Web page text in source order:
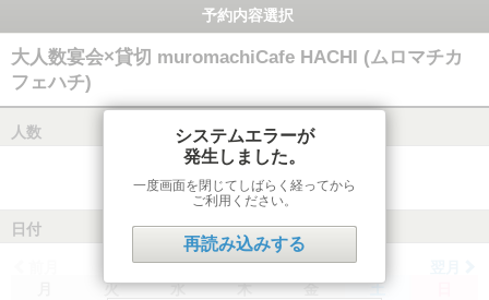
予約内容選択
大人数宴会×貸切 muromachiCafe HACHI (ムロマチカ
フェハチ)
人数
日付
火 水 木 金 土
システムエラーが
発生しました。
一度画面を閉じてしばらく経ってから
ご利用ください。
再読み込みする